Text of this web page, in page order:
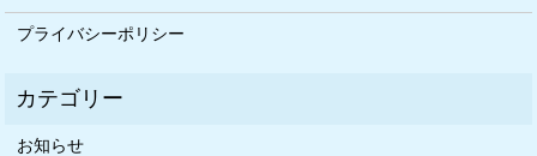
プライバシーポリシー
お知らせ